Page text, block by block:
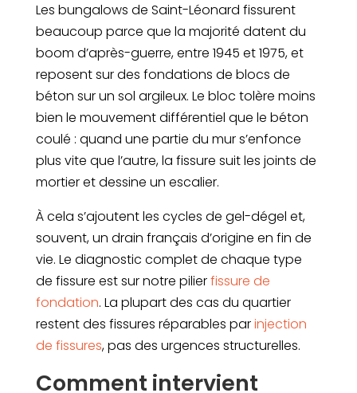
Les bungalows de Saint-Léonard fissurent
beaucoup parce que la majorité datent du
boom d’après-guerre, entre 1945 et 1975, et
reposent sur des fondations de blocs de
béton sur un sol argileux. Le bloc tolère moins
bien le mouvement différentiel que le béton
coulé : quand une partie du mur s’enfonce
plus vite que l’autre, la fissure suit les joints de
mortier et dessine un escalier.
À cela s’ajoutent les cycles de gel-dégel et,
souvent, un drain français d’origine en fin de
vie. Le diagnostic complet de chaque type
de fissure est sur notre pilierfissure de
fondation. La plupart des cas du quartier
restent des fissures réparables parinjection
de fissures, pas des urgences structurelles.
Comment intervient